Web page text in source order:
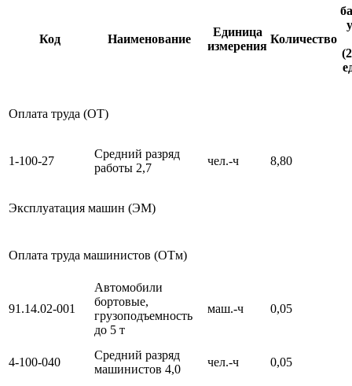
Код Наименование
Единица
измерения
Количество
Оплата труда (ОТ)
1-100-27
Средний разряд
работы 2,7
чел.-ч 8,80
Эксплуатация машин (ЭМ)
Оплата труда машинистов (ОТм)
91.14.02-001
Автомобили
бортовые,
грузоподъемность
до 5 т
маш.-ч 0,05
4-100-040
Средний разряд
машинистов 4,0
чел.-ч 0,05